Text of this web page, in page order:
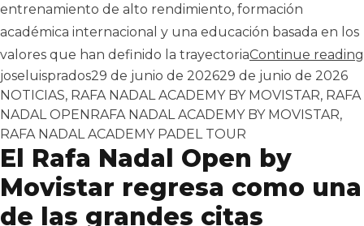
entrenamiento de alto rendimiento, formación
académica internacional y una educación basada en los
valores que han definido la trayectoriaContinue reading
Publicado por
joseluisprados29 de junio de 202629 de junio de 2026
NOTICIAS, RAFA NADAL ACADEMY BY MOVISTAR, RAFA
NADAL OPENTags:
RAFA NADAL ACADEMY BY MOVISTAR,
RAFA NADAL ACADEMY PADEL TOUR
El Rafa Nadal Open by
Movistar regresa como una
de las grandes citas